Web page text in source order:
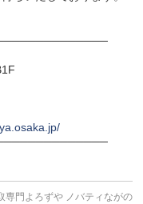
専門よろずや ノバティながの